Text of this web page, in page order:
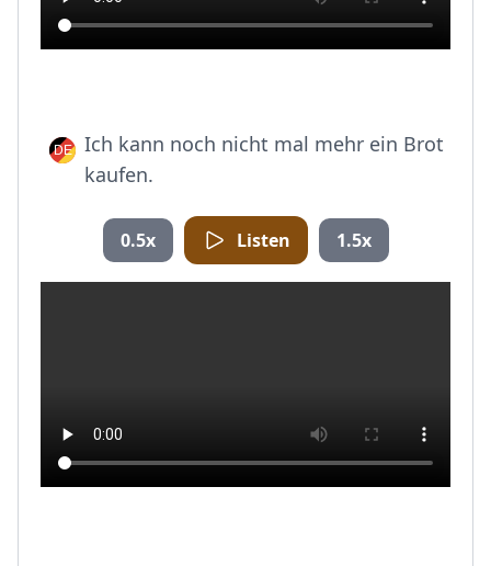
Ich kann noch nicht mal mehr ein Brot
kaufen.
0.5x Listen 1.5x